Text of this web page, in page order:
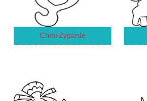
Chibi Zygarde